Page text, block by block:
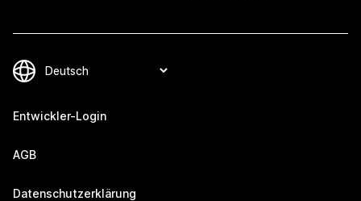
Entwickler-Login
AGB
Datenschutzerklärung